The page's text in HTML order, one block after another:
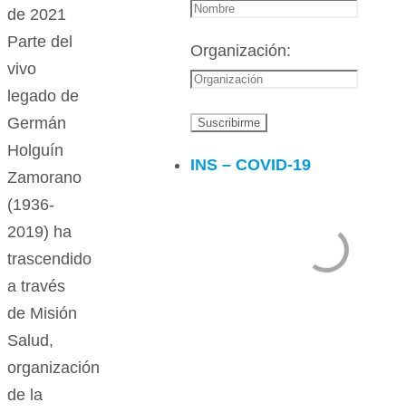
de 2021
Parte del
vivo
legado de
Germán
Holguín
Zamorano
(1936-
2019) ha
trascendido
a través
de Misión
Salud,
organización
de la
Organización:
INS – COVID-19